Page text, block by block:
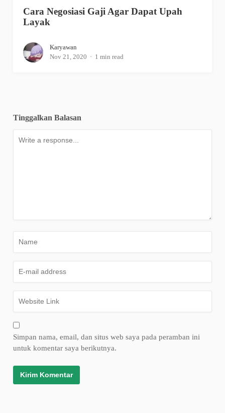
Cara Negosiasi Gaji Agar Dapat Upah
Layak
Karyawan
Nov 21, 2020
1 min read
Tinggalkan Balasan
Simpan nama, email, dan situs web saya pada peramban ini
untuk komentar saya berikutnya.